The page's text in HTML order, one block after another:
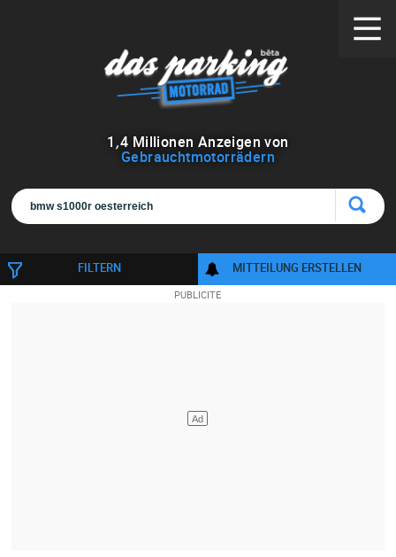
1 ,4 Millionen Anzeigen von
Gebrauchtmotorrädern
FILTERN MITTEILUNG ERSTELLEN